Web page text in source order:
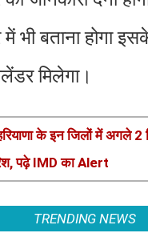
भी बताना होगा
मिलेगा।
के इन जिलों में अगले
पढ़े IMD का Alert
TRENDING NEWS